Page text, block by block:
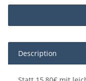
Description